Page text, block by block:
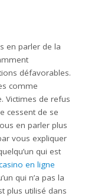
en parler de la
défavorables.
comme
Victimes de refus
cessent de se
en parler plus
vous expliquer
qui est
en ligne
qui n’a pas la
plus utilisé dans